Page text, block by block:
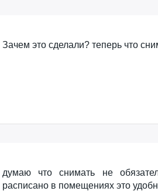
Зачем это сделали? теперь что
думаю что снимать не
расписано в помещениях это